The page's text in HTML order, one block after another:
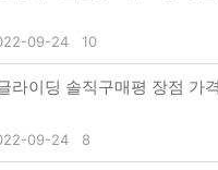
09-24 10
라이딩 솔직구매평 장점 가
09-24 8